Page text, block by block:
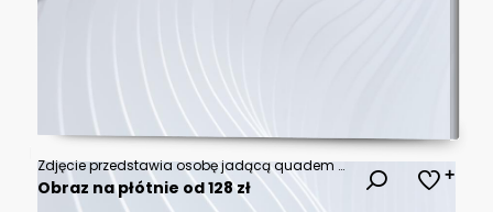
Zdjęcie przedstawia osobę jadącą quadem po asfaltowej drodze wśród zieleni. W oddali widać skrzyżowanie, znaki drogowe oraz zaparkowane samochody.
Obraz na płótnie od 128 zł